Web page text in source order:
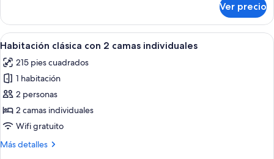
cuádruple
familiar
Ver precio
Abrir
todas
las
fotos
de
Habitación
clásica
2
Una habitación de hotel con dos
6
Habitación clásica con 2 camas individuales
215 pies cuadrados
1 habitación
2 personas
2 camas individuales
Wifi gratuito
Más detalles
Más